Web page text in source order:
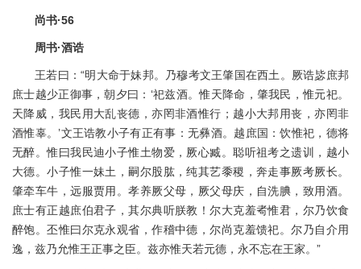
尚书·56
周书·酒诰
王若曰：“明大命于妹邦。乃穆考文王肇国在西土。厥诰毖庶邦
庶士越少正御事，朝夕曰：‘祀兹酒。惟天降命，肇我民，惟元祀。
天降威，我民用大乱丧德，亦罔非酒惟行；越小大邦用丧，亦罔非
酒惟辜。’文王诰教小子有正有事：无彝酒。越庶国：饮惟祀，德将
无醉。惟曰我民迪小子惟土物爱，厥心臧。聪听祖考之遗训，越小
大德。小子惟一妹土，嗣尔股肱，纯其艺黍稷，奔走事厥考厥长。
肇牵车牛，远服贾用。孝养厥父母，厥父母庆，自洗腆，致用酒。
庶士有正越庶伯君子，其尔典听朕教！尔大克羞耇惟君，尔乃饮食
醉饱。丕惟曰尔克永观省，作稽中德，尔尚克羞馈祀。尔乃自介用
逸，兹乃允惟王正事之臣。兹亦惟天若元德，永不忘在王家。”